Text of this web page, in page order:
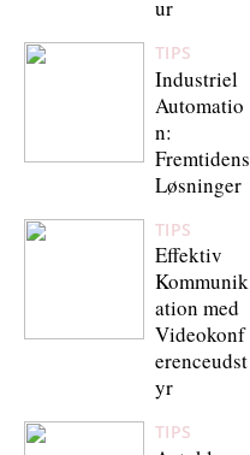
ur
TIPS
Industriel
Automatio
n:
Fremtidens
Løsninger
TIPS
Effektiv
Kommunik
ation med
Videokonf
erenceudst
yr
TIPS